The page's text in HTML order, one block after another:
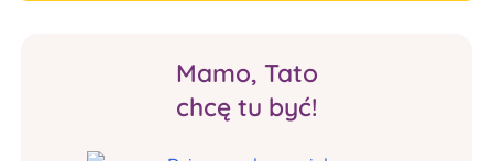
Mamo, Tato
chcę tu być!